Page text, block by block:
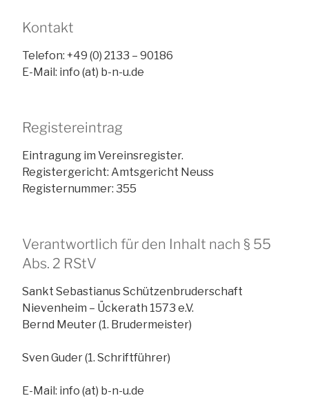
Kontakt
Telefon: +49 (0) 2133 – 90186
E-Mail: info (at) b-n-u.de
Registereintrag
Eintragung im Vereinsregister.
Registergericht: Amtsgericht Neuss
Registernummer: 355
Verantwortlich für den Inhalt nach § 55
Abs. 2 RStV
Sankt Sebastianus Schützenbruderschaft
Nievenheim – Ückerath 1573 e.V.
Bernd Meuter (1. Brudermeister)
Sven Guder (1. Schriftführer)
E-Mail: info (at) b-n-u.de